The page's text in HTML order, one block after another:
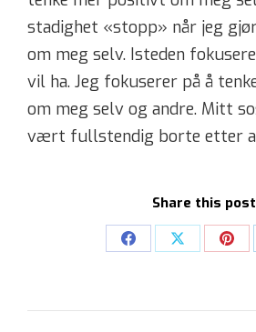
stadighet «stopp» når jeg
om meg selv. Isteden
vil ha. Jeg fokuserer på å
om meg selv og andre. Mitt
vært fullstendig borte etter
Share this post
Share Share